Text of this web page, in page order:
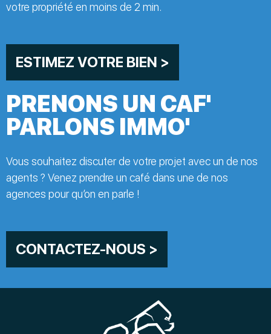
PRENONS UN CAF'
PARLONS IMMO'
Vous souhaitez discuter de votre projet avec un de nos
agents ? Venez prendre un café dans une de nos
agences pour qu’on en parle !
CONTACTEZ-NOUS >
votre propriété en moins de 2 min.
ESTIMEZ VOTRE BIEN >